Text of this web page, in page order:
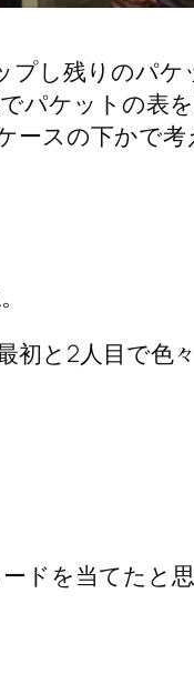
し残りのパ
パケットの表を
スの下かで考
と2人目で色
ドを当てたと